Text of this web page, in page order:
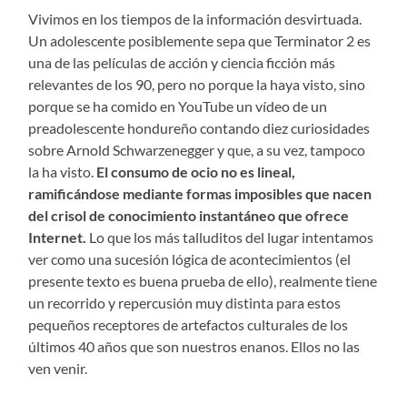
Vivimos en los tiempos de la información desvirtuada.
Un adolescente posiblemente sepa que Terminator 2 es
una de las películas de acción y ciencia ficción más
relevantes de los 90, pero no porque la haya visto, sino
porque se ha comido en YouTube un vídeo de un
preadolescente hondureño contando diez curiosidades
sobre Arnold Schwarzenegger y que, a su vez, tampoco
la ha visto. El consumo de ocio no es lineal,
ramificándose mediante formas imposibles que nacen
del crisol de conocimiento instantáneo que ofrece
Internet. Lo que los más talluditos del lugar intentamos
ver como una sucesión lógica de acontecimientos (el
presente texto es buena prueba de ello), realmente tiene
un recorrido y repercusión muy distinta para estos
pequeños receptores de artefactos culturales de los
últimos 40 años que son nuestros enanos. Ellos no las
ven venir.